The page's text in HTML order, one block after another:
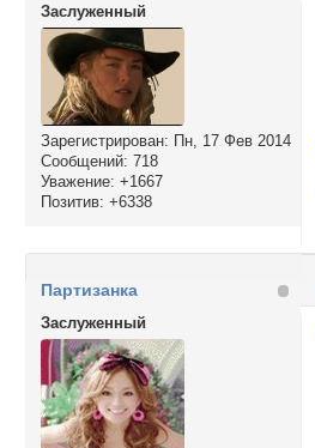
Заслуженный
Зарегистрирован: Пн, 17 Фев 2014
Сообщений: 718
Уважение: +1667
Позитив: +6338
Партизанка
Заслуженный